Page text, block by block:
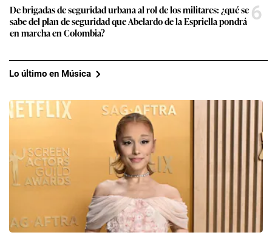
De brigadas de seguridad urbana al rol de los militares: ¿qué se
sabe del plan de seguridad que Abelardo de la Espriella pondrá
en marcha en Colombia?
6
Lo último en Música